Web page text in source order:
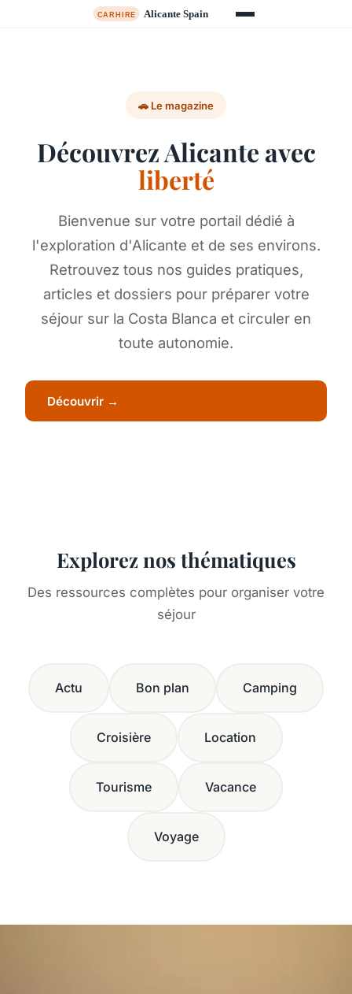
🚗 Le magazine
Découvrez Alicante avec
liberté
Bienvenue sur votre portail dédié à
l'exploration d'Alicante et de ses environs.
Retrouvez tous nos guides pratiques,
articles et dossiers pour préparer votre
séjour sur la Costa Blanca et circuler en
toute autonomie.
Découvrir →
Explorez nos thématiques
Des ressources complètes pour organiser votre
séjour
Actu Bon plan Camping
Croisière Location
Tourisme Vacance
Voyage